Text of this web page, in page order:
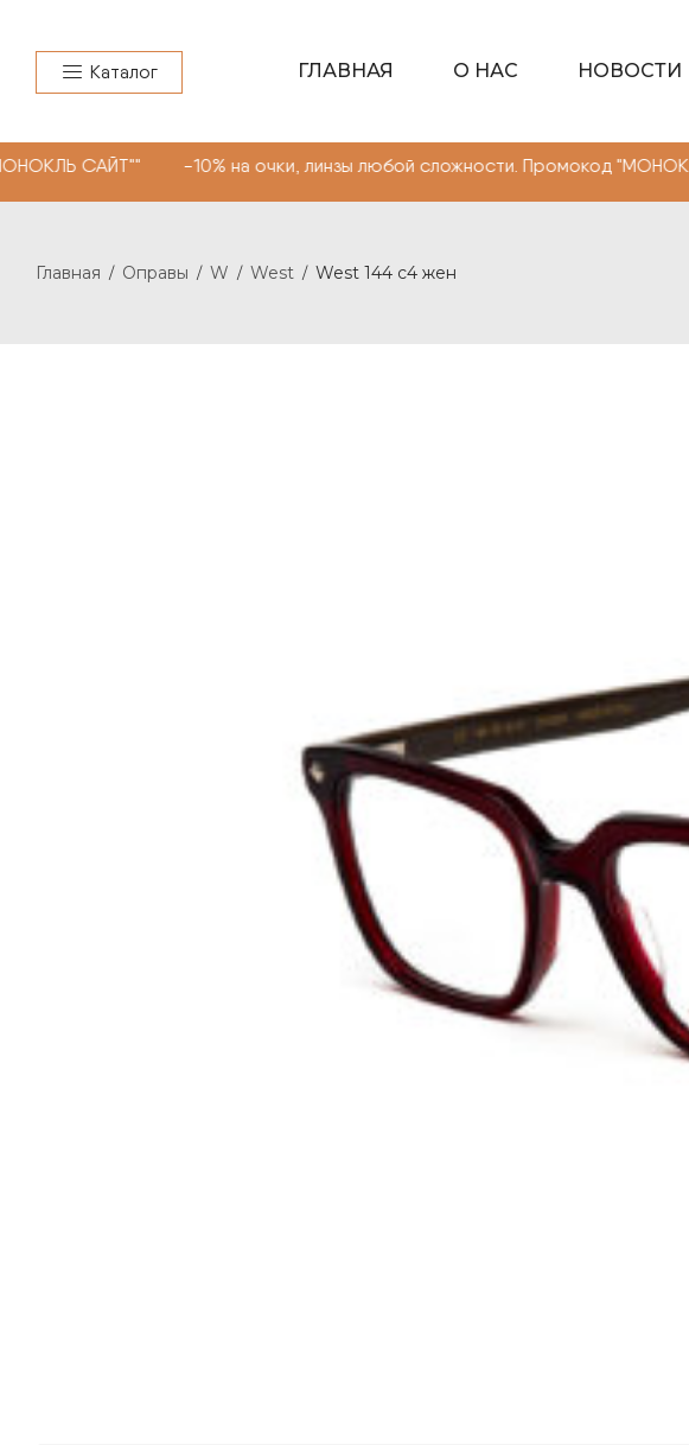
Каталог ГЛАВНАЯ О НАС НОВОСТИ
-10% на очки, линзы любой сложности. Промокод
Главная / Оправы / W / West / West 144 c4 жен